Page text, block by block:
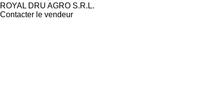
ROYAL DRU AGRO S.R.L.
Contacter le vendeur